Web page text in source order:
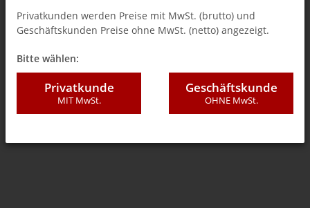
506 98 SSL
Privatkunden werden Preise mit MwSt. (brutto) und
Geschäftskunden Preise ohne MwSt. (netto) angezeigt.
Bitte wählen:
Privatkunde
MIT MwSt.
Geschäftskunde
OHNE MwSt.